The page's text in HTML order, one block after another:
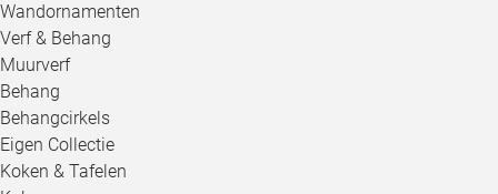
Wandornamenten
Verf & Behang
Muurverf
Behang
Behangcirkels
Eigen Collectie
Koken & Tafelen